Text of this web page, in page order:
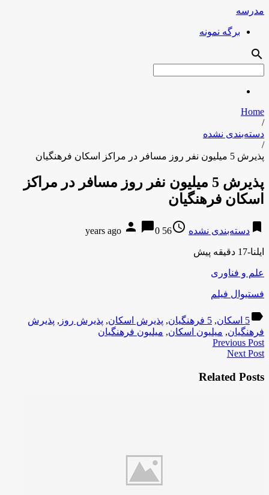
مدرسه
برگه نمونه
search
Home
/
دسته‌بندی نشده
/
پذیرش 5 میلیون نفر روز مسافر در مراکز اسکان فرهنگیان
پذیرش 5 میلیون نفر روز مسافر در مراکز
اسکان فرهنگیان
bookmark دسته‌بندی نشده access_time
56 years ago
person chat_bubble0
ایلنا-17 دقیقه پیش
علم و فناوری
فستیوال فیلم
label5 اسکان , 5 فرهنگیان , پذیرش اسکان, پذیرش روز , پذیرش
فرهنگیان, میلیون اسکان, میلیون فرهنگیان
Previous Post
Next Post
Related Posts